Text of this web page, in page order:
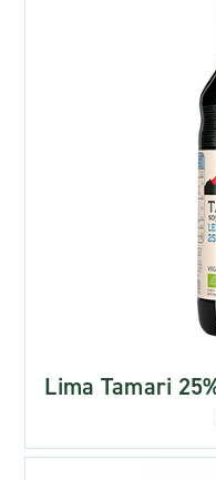
Lima Tamari